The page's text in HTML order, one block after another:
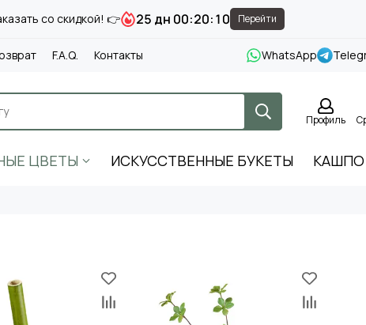
со скидкой! 👉 25 дн 00:20:09 Перейти
F.A.Q. Контакты WhatsApp
Профиль
ЦВЕТЫ ИСКУССТВЕННЫЕ БУКЕТЫ КАШПО